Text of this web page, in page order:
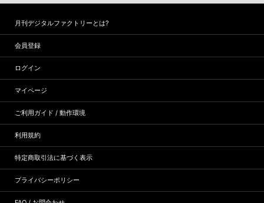
月刊デジタルファクトリーとは?
会員登録
ログイン
マイページ
ご利用ガイド / 動作環境
利用規約
特定商取引法に基づく表示
プライバシーポリシー